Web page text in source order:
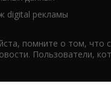
digital рекламы
помните о том, что
Пользователи,